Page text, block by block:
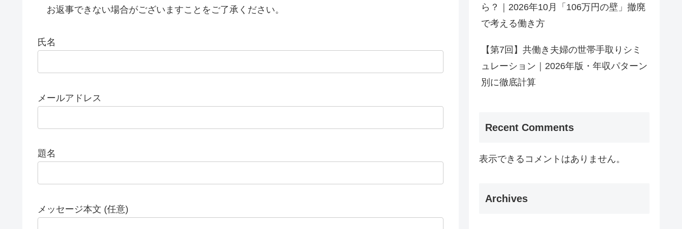
お返事できない場合がございますことをご了承ください。
氏名
メールアドレス
題名
メッセージ本文 (任意)
ら？｜2026年10月「106万円の壁」撤廃
で考える働き方
【第7回】共働き夫婦の世帯手取りシミ
ュレーション｜2026年版・年収パターン
別に徹底計算
Recent Comments
表示できるコメントはありません。
Archives